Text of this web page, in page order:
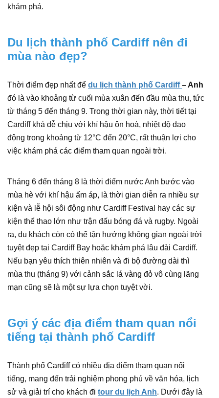
khám phá.
Du lịch thành phố Cardiff nên đi
mùa nào đẹp?
Thời điểm đẹp nhất để du lịch thành phố Cardiff– Anh
đó là vào khoảng từ cuối mùa xuân đến đầu mùa thu, tức
từ tháng 5 đến tháng 9. Trong thời gian này, thời tiết tại
Cardiff khá dễ chịu với khí hậu ôn hoà, nhiệt độ dao
động trong khoảng từ 12°C đến 20°C, rất thuận lợi cho
việc khám phá các điểm tham quan ngoài trời.
Tháng 6 đến tháng 8 là thời điểm nước Anh bước vào
mùa hè với khí hậu ấm áp, là thời gian diễn ra nhiều sự
kiện và lễ hội sôi động như Cardiff Festival hay các sự
kiện thể thao lớn như trận đấu bóng đá và rugby. Ngoài
ra, du khách còn có thể tận hưởng không gian ngoài trời
tuyệt đẹp tại Cardiff Bay hoặc khám phá lâu đài Cardiff.
Nếu bạn yêu thích thiên nhiên và đi bộ đường dài thì
mùa thu (tháng 9) với cảnh sắc lá vàng đỏ vô cùng lãng
mạn cũng sẽ là một sự lựa chọn tuyệt vời.
Gợi ý các địa điểm tham quan nổi
tiếng tại thành phố Cardiff
Thành phố Cardiff có nhiều địa điểm tham quan nổi
tiếng, mang đến trải nghiệm phong phú về văn hóa, lịch
sử và giải trí cho khách đi tour du lịch Anh. Dưới đây là